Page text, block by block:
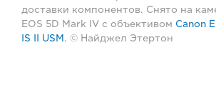
доставки компонентов. Снято на
EOS 5D Mark IV с объективом Canon
IS II USM. © Найджел Этертон